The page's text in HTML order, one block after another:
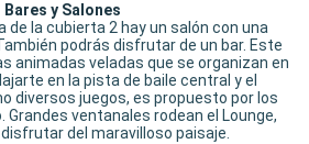
Bares y Salones
de la cubierta 2 hay un salón con una
podrás disfrutar de un bar. Este
animadas veladas que se organizan en
en la pista de baile central y el
diversos juegos, es propuesto por los
Grandes ventanales rodean el Lounge,
del maravilloso paisaje.